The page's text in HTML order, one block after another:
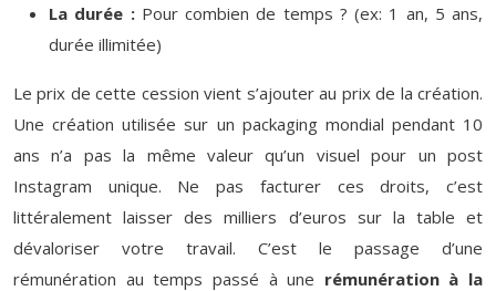
La durée :Pour combien de temps ? (ex: 1 an, 5 ans,
durée illimitée)
Le prix de cette cession vient s’ajouter au prix de la création.
Une création utilisée sur un packaging mondial pendant 10
ans n’a pas la même valeur qu’un visuel pour un post
Instagram unique. Ne pas facturer ces droits, c’est
littéralement laisser des milliers d’euros sur la table et
dévaloriser votre travail. C’est le passage d’une
rémunération au temps passé à une rémunération à la